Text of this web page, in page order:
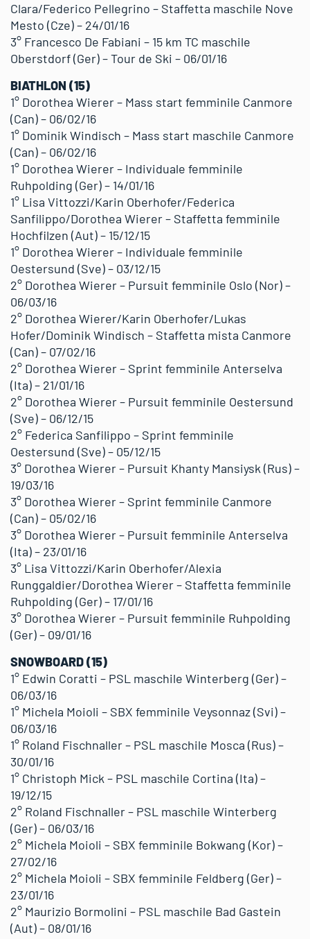
Clara/Federico Pellegrino – Staffetta maschile Nove
Mesto (Cze) – 24/01/16
3° Francesco De Fabiani – 15 km TC maschile
Oberstdorf (Ger) – Tour de Ski – 06/01/16
BIATHLON (15)
1° Dorothea Wierer – Mass start femminile Canmore
(Can) – 06/02/16
1° Dominik Windisch – Mass start maschile Canmore
(Can) – 06/02/16
1° Dorothea Wierer – Individuale femminile
Ruhpolding (Ger) – 14/01/16
1° Lisa Vittozzi/Karin Oberhofer/Federica
Sanfilippo/Dorothea Wierer – Staffetta femminile
Hochfilzen (Aut) – 15/12/15
1° Dorothea Wierer – Individuale femminile
Oestersund (Sve) – 03/12/15
2° Dorothea Wierer – Pursuit femminile Oslo (Nor) –
06/03/16
2° Dorothea Wierer/Karin Oberhofer/Lukas
Hofer/Dominik Windisch – Staffetta mista Canmore
(Can) – 07/02/16
2° Dorothea Wierer – Sprint femminile Anterselva
(Ita) – 21/01/16
2° Dorothea Wierer – Pursuit femminile Oestersund
(Sve) – 06/12/15
2° Federica Sanfilippo – Sprint femminile
Oestersund (Sve) – 05/12/15
3° Dorothea Wierer – Pursuit Khanty Mansiysk (Rus) –
19/03/16
3° Dorothea Wierer – Sprint femminile Canmore
(Can) – 05/02/16
3° Dorothea Wierer – Pursuit femminile Anterselva
(Ita) – 23/01/16
3° Lisa Vittozzi/Karin Oberhofer/Alexia
Runggaldier/Dorothea Wierer – Staffetta femminile
Ruhpolding (Ger) – 17/01/16
3° Dorothea Wierer – Pursuit femminile Ruhpolding
(Ger) – 09/01/16
SNOWBOARD (15)
1° Edwin Coratti – PSL maschile Winterberg (Ger) –
06/03/16
1° Michela Moioli – SBX femminile Veysonnaz (Svi) –
06/03/16
1° Roland Fischnaller – PSL maschile Mosca (Rus) –
30/01/16
1° Christoph Mick – PSL maschile Cortina (Ita) –
19/12/15
2° Roland Fischnaller – PSL maschile Winterberg
(Ger) – 06/03/16
2° Michela Moioli – SBX femminile Bokwang (Kor) –
27/02/16
2° Michela Moioli – SBX femminile Feldberg (Ger) –
23/01/16
2° Maurizio Bormolini – PSL maschile Bad Gastein
(Aut) – 08/01/16